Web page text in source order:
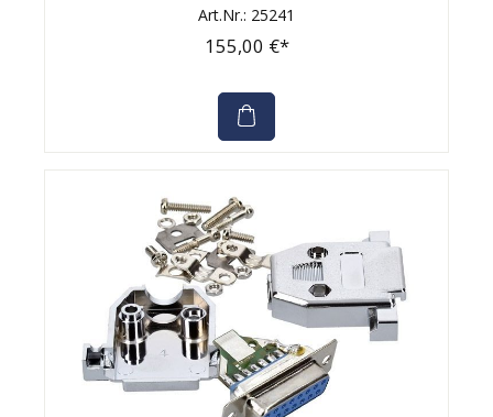
Art.Nr.: 25241
155,00 €*